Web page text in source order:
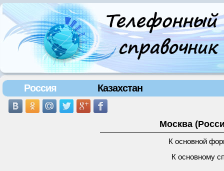
Россия Казахстан
Москва
К основной
К основному